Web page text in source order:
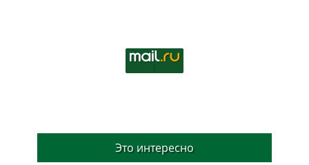
Это интересно